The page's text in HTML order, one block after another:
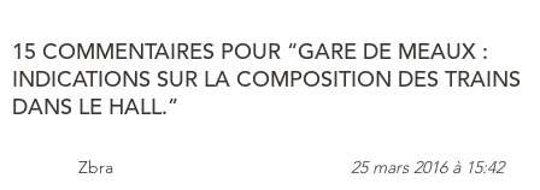
15 COMMENTAIRES POUR “GARE DE MEAUX :
INDICATIONS SUR LA COMPOSITION DES TRAINS
DANS LE HALL.”
Zbra 25 mars 2016 à 15:42